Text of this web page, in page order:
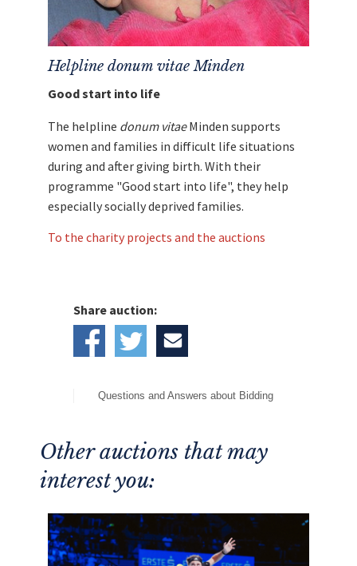
Helpline donum vitae Minden
Good start into life
The helpline donum vitaeMinden supports
women and families in difficult life situations
during and after giving birth. With their
programme "Good start into life", they help
especially socially deprived families.
To the charity projects and the auctions
Share auction:
Questions and Answers about Bidding
Other auctions that may
interest you: